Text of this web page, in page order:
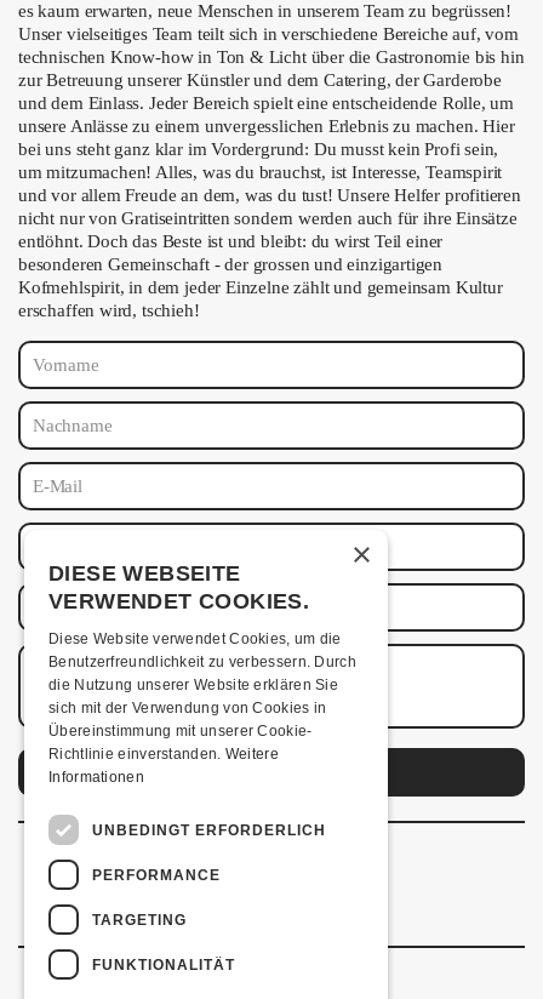
es kaum erwarten, neue Menschen in unserem Team zu begrüssen!
Unser vielseitiges Team teilt sich in verschiedene Bereiche auf, vom
technischen Know-how in Ton & Licht über die Gastronomie bis hin
zur Betreuung unserer Künstler und dem Catering, der Garderobe
und dem Einlass. Jeder Bereich spielt eine entscheidende Rolle, um
unsere Anlässe zu einem unvergesslichen Erlebnis zu machen. Hier
bei uns steht ganz klar im Vordergrund: Du musst kein Profi sein,
um mitzumachen! Alles, was du brauchst, ist Interesse, Teamspirit
und vor allem Freude an dem, was du tust! Unsere Helfer profitieren
nicht nur von Gratiseintritten sondern werden auch für ihre Einsätze
entlöhnt. Doch das Beste ist und bleibt: du wirst Teil einer
besonderen Gemeinschaft - der grossen und einzigartigen
Kofmehlspirit, in dem jeder Einzelne zählt und gemeinsam Kultur
erschaffen wird, tschieh!
×
DIESE WEBSEITE
VERWENDET COOKIES.
Diese Website verwendet Cookies, um die
Benutzerfreundlichkeit zu verbessern. Durch
die Nutzung unserer Website erklären Sie
sich mit der Verwendung von Cookies in
Übereinstimmung mit unserer Cookie-
Richtlinie einverstanden. Weitere
Informationen
UNBEDINGT ERFORDERLICH
PERFORMANCE
TARGETING
FUNKTIONALITÄT